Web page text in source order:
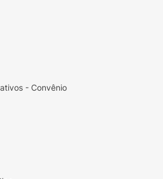
da parede do
do corpo.
- Convênio